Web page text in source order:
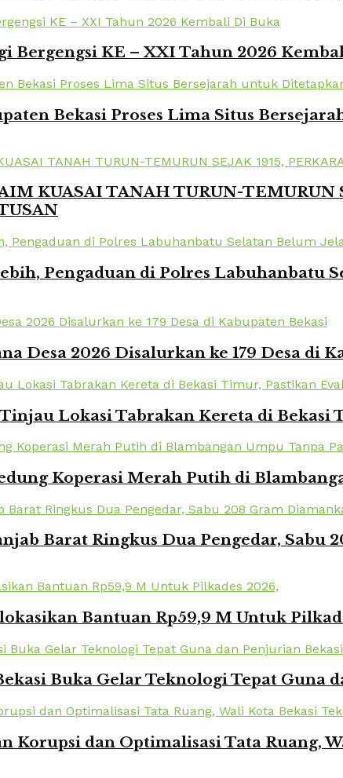
Bergengsi KE – XXI Tahun 2026
Bekasi Proses Lima Situs
KUASAI TANAH TURUN-TEMURUN
Pengaduan di Polres Labuhanbatu
Desa 2026 Disalurkan ke 179 Desa di
Lokasi Tabrakan Kereta di
Koperasi Merah Putih di
Barat Ringkus Dua Pengedar, Sabu
Bantuan Rp59,9 M Untuk
Buka Gelar Teknologi Tepat Guna
Korupsi dan Optimalisasi Tata Ruang,